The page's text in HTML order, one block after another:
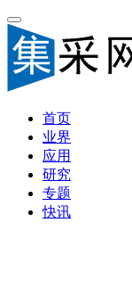
首页
业界
应用
研究
专题
快讯